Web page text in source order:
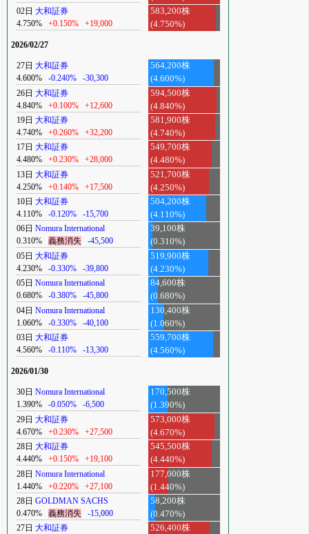
02日 大和証券
4.750%
+0.150% +19,000
583,200株
(4.750%)
2026/02/27
27日 大和証券
4.600%
-0.240% -30,300
564,200株
(4.600%)
26日 大和証券
4.840%
+0.100% +12,600
594,500株
(4.840%)
19日 大和証券
4.740%
+0.260% +32,200
581,900株
(4.740%)
17日 大和証券
4.480%
+0.230% +28,000
549,700株
(4.480%)
13日 大和証券
4.250%
+0.140% +17,500
521,700株
(4.250%)
10日 大和証券
4.110%
-0.120% -15,700
504,200株
(4.110%)
06日 Nomura International
0.310%
義務消失 -45,500
39,100株
(0.310%)
05日 大和証券
4.230%
-0.330% -39,800
519,900株
(4.230%)
05日 Nomura International
0.680%
-0.380% -45,800
84,600株
(0.680%)
04日 Nomura International
1.060%
-0.330% -40,100
130,400株
(1.060%)
03日 大和証券
4.560%
-0.110% -13,300
559,700株
(4.560%)
2026/01/30
30日 Nomura International
1.390%
-0.050% -6,500
170,500株
(1.390%)
29日 大和証券
4.670%
+0.230% +27,500
573,000株
(4.670%)
28日 大和証券
4.440%
+0.150% +19,100
545,500株
(4.440%)
28日 Nomura International
1.440%
+0.220% +27,100
177,000株
(1.440%)
28日 GOLDMAN SACHS
0.470%
義務消失 -15,000
58,200株
(0.470%)
27日 大和証券
526,400株